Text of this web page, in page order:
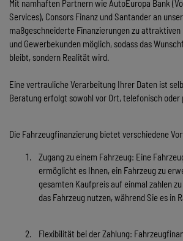
Mit namhaften Partnern wie AutoEuropa Bank
Services), Consors Finanz und Santander an
maßgeschneiderte Finanzierungen zu
und Gewerbekunden möglich, sodass das
bleibt, sondern Realität wird.
Eine vertrauliche Verarbeitung Ihrer Daten ist
Beratung erfolgt sowohl vor Ort, telefonisch oder
Die Fahrzeugfinanzierung bietet verschiedene
Zugang zu einem Fahrzeug: Eine
ermöglicht es Ihnen, ein Fahrzeug zu
gesamten Kaufpreis auf einmal zahlen
das Fahrzeug nutzen, während Sie es in
Flexibilität bei der Zahlung: